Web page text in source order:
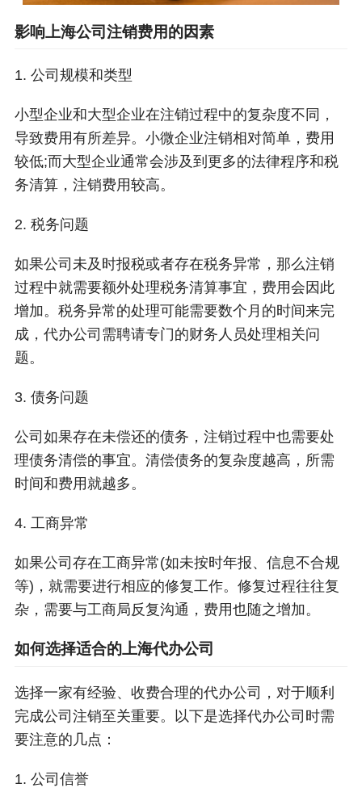
影响上海公司注销费用的因素
1. 公司规模和类型
小型企业和大型企业在注销过程中的复杂度不同，
导致费用有所差异。小微企业注销相对简单，费用
较低;而大型企业通常会涉及到更多的法律程序和税
务清算，注销费用较高。
2. 税务问题
如果公司未及时报税或者存在税务异常，那么注销
过程中就需要额外处理税务清算事宜，费用会因此
增加。税务异常的处理可能需要数个月的时间来完
成，代办公司需聘请专门的财务人员处理相关问
题。
3. 债务问题
公司如果存在未偿还的债务，注销过程中也需要处
理债务清偿的事宜。清偿债务的复杂度越高，所需
时间和费用就越多。
4. 工商异常
如果公司存在工商异常(如未按时年报、信息不合规
等)，就需要进行相应的修复工作。修复过程往往复
杂，需要与工商局反复沟通，费用也随之增加。
如何选择适合的上海代办公司
选择一家有经验、收费合理的代办公司，对于顺利
完成公司注销至关重要。以下是选择代办公司时需
要注意的几点：
1. 公司信誉